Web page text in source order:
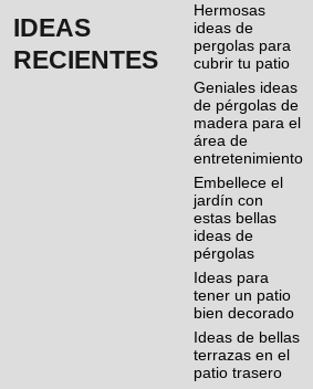
IDEAS
RECIENTES
Hermosas
ideas de
pergolas para
cubrir tu patio
Geniales ideas
de pérgolas de
madera para el
área de
entretenimiento
Embellece el
jardín con
estas bellas
ideas de
pérgolas
Ideas para
tener un patio
bien decorado
Ideas de bellas
terrazas en el
patio trasero